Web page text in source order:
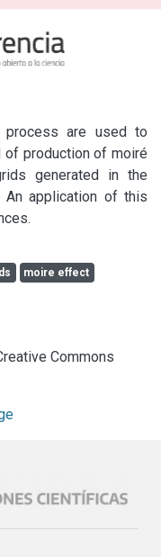
process are used to
of production of moiré
generated in the
An application of this
moire effect
Commons